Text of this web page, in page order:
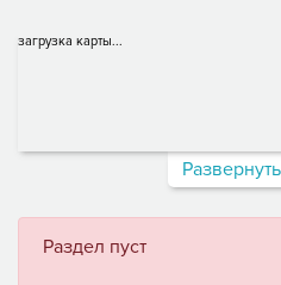
загрузка карты...
Раздел пуст